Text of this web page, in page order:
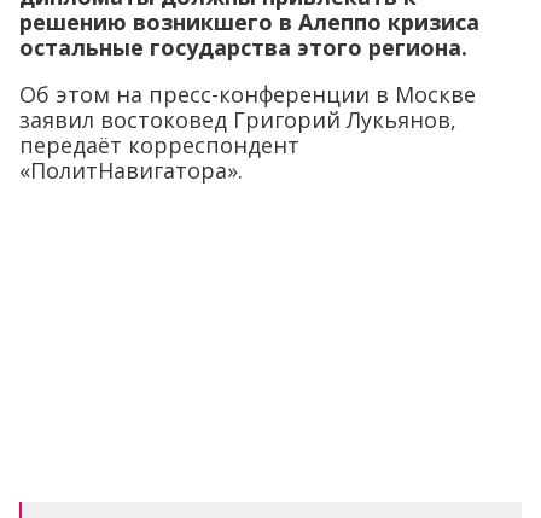
решению возникшего в Алеппо кризиса
остальные государства этого региона.
Об этом на пресс-конференции в Москве
заявил востоковед Григорий Лукьянов,
передаёт корреспондент
«ПолитНавигатора».